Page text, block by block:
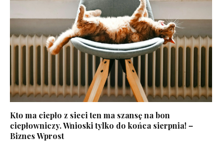
Kto ma ciepło z sieci ten ma szansę na bon
ciepłowniczy. Wnioski tylko do końca sierpnia! –
Biznes Wprost